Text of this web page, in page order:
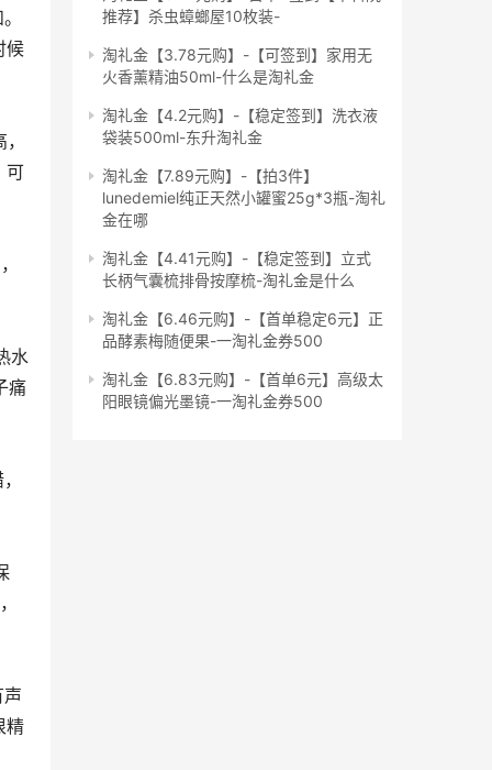
候
可
痛
精
推荐】杀虫蟑螂屋10枚装-
淘礼金【3.78元购】-【可签到】家用无
火香薰精油50ml-什么是淘礼金
淘礼金【4.2元购】-【稳定签到】洗衣液
袋装500ml-东升淘礼金
淘礼金【7.89元购】-【拍3件】
lunedemiel纯正天然小罐蜜25g*3瓶-淘礼
金在哪
淘礼金【4.41元购】-【稳定签到】立式
长柄气囊梳排骨按摩梳-淘礼金是什么
淘礼金【6.46元购】-【首单稳定6元】正
品酵素梅随便果-一淘礼金券500
淘礼金【6.83元购】-【首单6元】高级太
阳眼镜偏光墨镜-一淘礼金券500